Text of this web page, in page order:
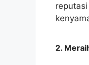
2.